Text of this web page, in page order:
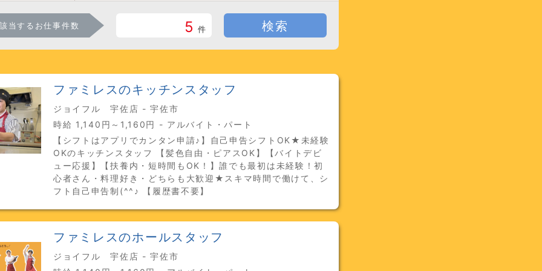
当するお仕事件数 5 件 検索
ファミレスのキッチンスタッフ
ジョイフル 宇佐店 - 宇佐市
時給 1,140円～1,160円 - アルバイト・パート
【シフトはアプリでカンタン申請♪】自己申告シフトOK★未経験
OKのキッチンスタッフ 【髪色自由・ピアスOK】【バイトデビ
ュー応援】【扶養内・短時間もOK！】誰でも最初は未経験！初
心者さん・料理好き・どちらも大歓迎★スキマ時間で働けて、シ
フト自己申告制(^^♪ 【履歴書不要】
ファミレスのホールスタッフ
ジョイフル 宇佐店 - 宇佐市